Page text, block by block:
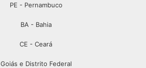
PE - Pernambuco
BA - Bahia
CE - Ceará
Goiás e Distrito Federal